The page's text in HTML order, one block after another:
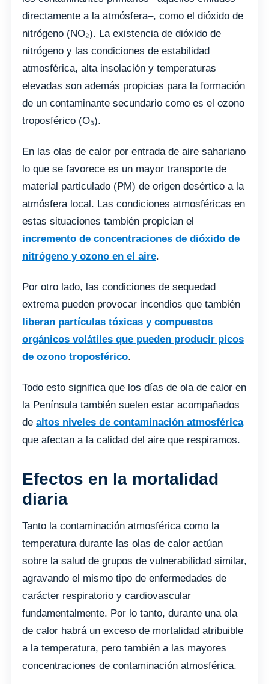
directamente a la atmósfera–, como el dióxido de
nitrógeno (NO₂). La existencia de dióxido de
nitrógeno y las condiciones de estabilidad
atmosférica, alta insolación y temperaturas
elevadas son además propicias para la formación
de un contaminante secundario como es el ozono
troposférico (O₃).
En las olas de calor por entrada de aire sahariano
lo que se favorece es un mayor transporte de
material particulado (PM) de origen desértico a la
atmósfera local. Las condiciones atmosféricas en
estas situaciones también propician el
incremento de concentraciones de dióxido de
nitrógeno y ozono en el aire.
Por otro lado, las condiciones de sequedad
extrema pueden provocar incendios que también
liberan partículas tóxicas y compuestos
orgánicos volátiles que pueden producir picos
de ozono troposférico.
Todo esto significa que los días de ola de calor en
la Península también suelen estar acompañados
de altos niveles de contaminación atmosférica
que afectan a la calidad del aire que respiramos.
Efectos en la mortalidad
diaria
Tanto la contaminación atmosférica como la
temperatura durante las olas de calor actúan
sobre la salud de grupos de vulnerabilidad similar,
agravando el mismo tipo de enfermedades de
carácter respiratorio y cardiovascular
fundamentalmente. Por lo tanto, durante una ola
de calor habrá un exceso de mortalidad atribuible
a la temperatura, pero también a las mayores
concentraciones de contaminación atmosférica.